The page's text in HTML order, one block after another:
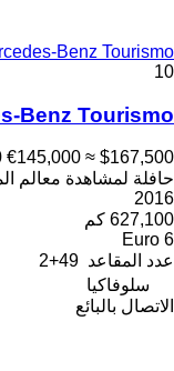
Benz Tourismo
10
Benz Tourismo
€145,000 ≈ $167,500
حافلة لمشاهدة معالم
2016
627,100 كم
Euro 6
عدد المقاعد 49+2
سلوفاكيا
الاتصال بالبائع